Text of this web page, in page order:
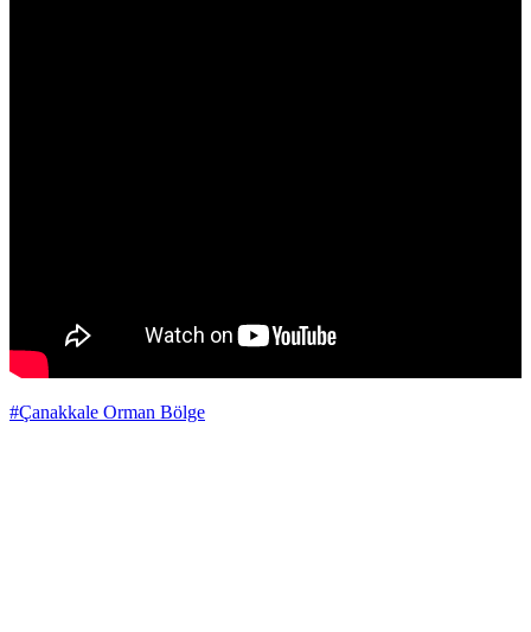
#Çanakkale Orman Bölge